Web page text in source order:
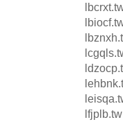
lfjplb.tw